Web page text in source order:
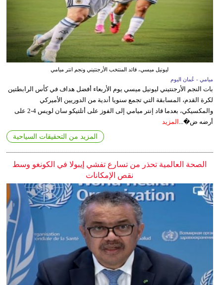
ليونيل ميسي، قائد المنتخب الأرجنتيني ونجم انتر ميامي
ميامي - عُمان اليوم
بات النجم الأرجنتيني ليونيل ميسي يوم الأربعاء أفضل هداف في كأس الرابطتين
لكرة القدم، المسابقة التي تجمع سنويا أندية من الدوريين الأميركي
والمكسيكي، بعدما قاد إنتر ميامي إلى الفوز على أتلتيكو سان لويس 4-2 على
أرضه ض�...
المزيد
المزيد من التحقيقات السياحية
الصحة العالمية تحذر من تسارع تفشي إيبولا في الكونغو وسط
نقص الإمكانات